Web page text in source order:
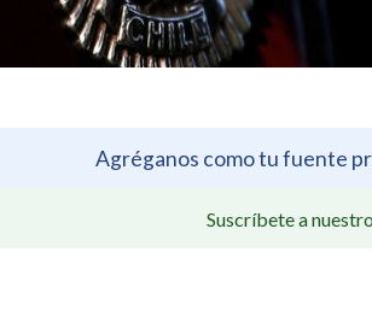
Agréganos como tu fuente
Suscríbete a